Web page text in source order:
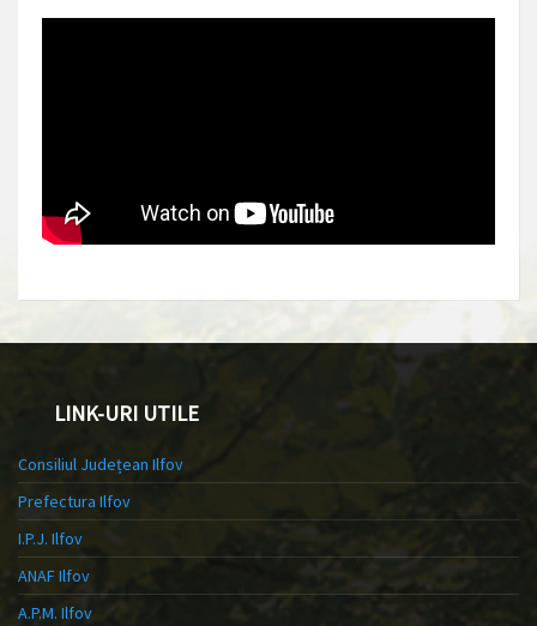
LINK-URI UTILE
Consiliul Județean Ilfov
Prefectura Ilfov
I.P.J. Ilfov
ANAF Ilfov
A.P.M. Ilfov